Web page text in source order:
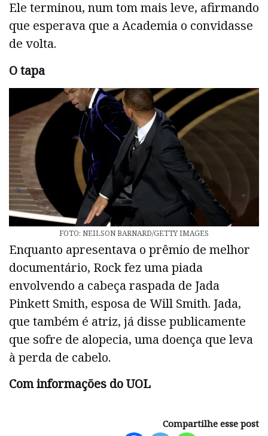
Ele terminou, num tom mais leve, afirmando
que esperava que a Academia o convidasse
de volta.
O tapa
FOTO: NEILSON BARNARD/GETTY IMAGES
Enquanto apresentava o prêmio de melhor
documentário, Rock fez uma piada
envolvendo a cabeça raspada de Jada
Pinkett Smith, esposa de Will Smith. Jada,
que também é atriz, já disse publicamente
que sofre de alopecia, uma doença que leva
à perda de cabelo.
Com informações do UOL
Compartilhe esse post